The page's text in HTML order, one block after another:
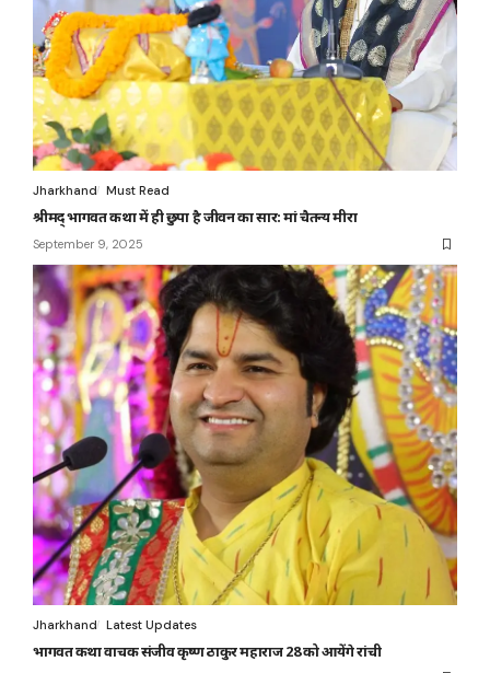
Jharkhand Must Read
श्रीमद् भागवत कथा में ही छुपा है जीवन का सार: मां चैतन्य मीरा
September 9, 2025
Jharkhand Latest Updates
भागवत कथा वाचक संजीव कृष्ण ठाकुर महाराज 28 को आयेंगे रांची